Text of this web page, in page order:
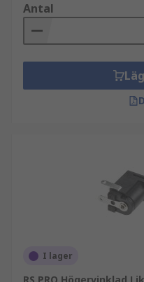
Antal
I lager